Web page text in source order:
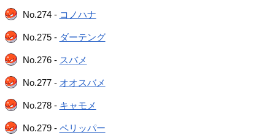
No.274 - コノハナ
No.275 - ダーテング
No.276 - スバメ
No.277 - オオスバメ
No.278 - キャモメ
No.279 - ペリッパー